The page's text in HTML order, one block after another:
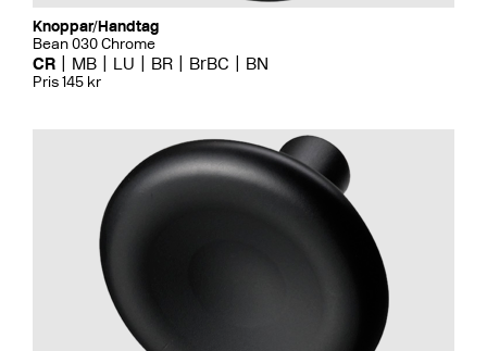
Knoppar/Handtag
Bean 030 Chrome
CR MB LU BR BrBC BN
Pris 145 kr